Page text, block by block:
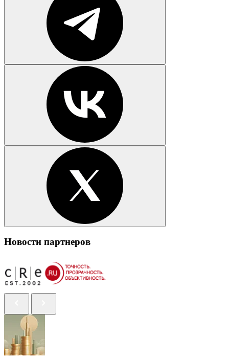
Новости партнеров